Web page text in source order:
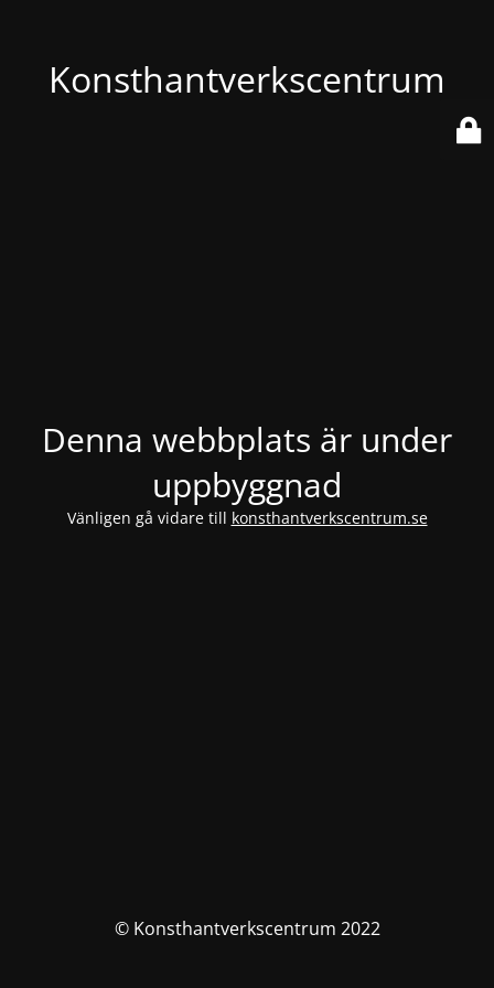
Konsthantverkscentrum
Denna webbplats är under
uppbyggnad
Vänligen gå vidare till konsthantverkscentrum.se
© Konsthantverkscentrum 2022